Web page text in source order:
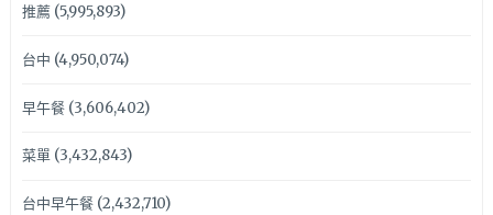
推薦(5,995,893)
台中 (4,950,074)
早午餐(3,606,402)
菜單(3,432,843)
台中早午餐(2,432,710)